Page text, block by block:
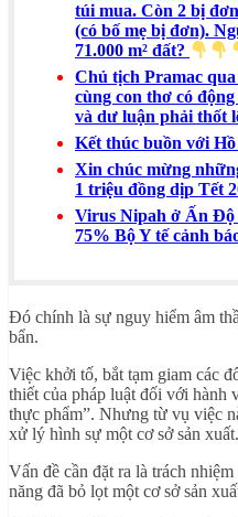
túi mua. Còn 2 bị
(có bố mẹ bị đơn).
71.000 m² đất?
Chủ tịch Pramac
cùng con thơ có
và dư luận phải thốt
Kết thúc buồn với
Xin chúc mừng
1 triệu đồng dịp Tết
Virus Nipah ở Ấn Độ
75% Bộ Y tế cảnh
Đó chính là sự nguy hiểm âm
bẩn.
Việc khởi tố, bắt tạm giam các
thiết của pháp luật đối với hành
thực phẩm”. Nhưng từ vụ việc
xử lý hình sự một cơ sở sản xuất.
Vấn đề cần đặt ra là trách
năng đã bỏ lọt một cơ sở sản